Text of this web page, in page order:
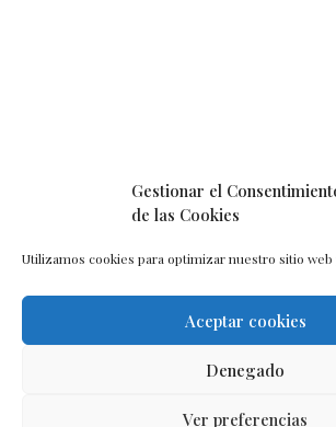
Gestionar el
de las Cookies
Utilizamos cookies para optimizar nuestro sitio
Aceptar cookies
Denegado
Ver preferencias
Política de cookies